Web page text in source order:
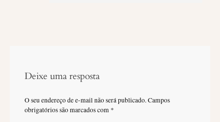
Deixe uma resposta
O seu endereço de e-mail não será publicado.Campos
obrigatórios são marcados com *